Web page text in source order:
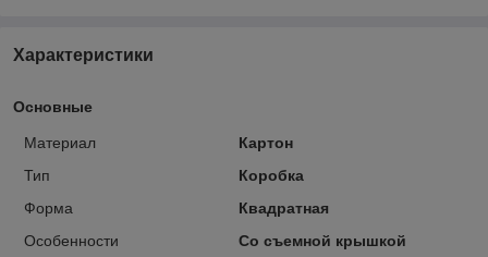
Характеристики
Основные
Материал
Картон
Тип
Коробка
Форма
Квадратная
Особенности
Со съемной крышкой